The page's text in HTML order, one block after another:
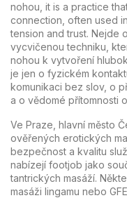
nohou , it is a practice
connection, often used
tension and trust. Nejde
vycvičenou techniku,
nohou k vytvoření
je jen o fyzickém
komunikaci bez slov, o
a o vědomé přítomnosti
Ve Praze hlavní město
ověřených erotických
bezpečnost a kvalitu
nabízejí footjob jako
tantrických masáží.
masáži lingamu nebo